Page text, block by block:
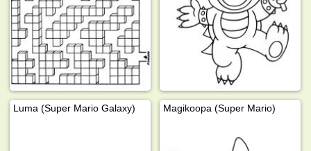
Luma (Super Mario Galaxy) Magikoopa (Super Mario)